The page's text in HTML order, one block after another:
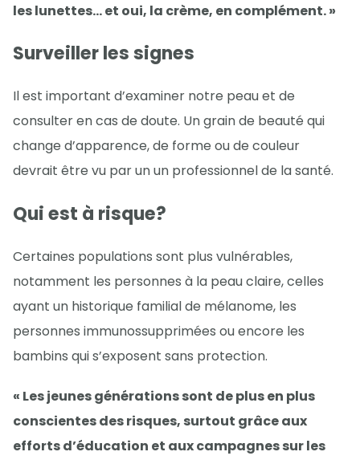
les lunettes… et oui, la crème, en complément. »
Surveiller les signes
Il est important d’examiner notre peau et de
consulter en cas de doute. Un grain de beauté qui
change d’apparence, de forme ou de couleur
devrait être vu par un un professionnel de la santé.
Qui est à risque?
Certaines populations sont plus vulnérables,
notamment les personnes à la peau claire, celles
ayant un historique familial de mélanome, les
personnes immunossupprimées ou encore les
bambins qui s’exposent sans protection.
« Les jeunes générations sont de plus en plus
conscientes des risques, surtout grâce aux
efforts d’éducation et aux campagnes sur les